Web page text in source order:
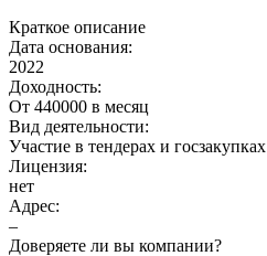
Краткое описание
Дата основания:
2022
Доходность:
От 440000 в месяц
Вид деятельности:
Участие в тендерах и госзакупках
Лицензия:
нет
Адрес:
–
Доверяете ли вы компании?